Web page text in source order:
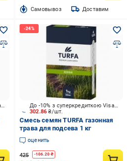
Cамовывоз Доставим
До -10% з суперкредиткою Visa Вигода
302.86₴/шт.
До -10% з суперкредиткою Visa Вигода
Смесь семян TURFA газонная
трава для подсева 1 кг
оценить
425 -106.20₴